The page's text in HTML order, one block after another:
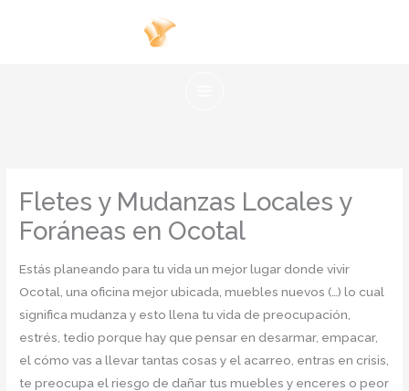
Fletes y Mudanzas Locales y
Foráneas en Ocotal
Estás planeando para tu vida un mejor lugar donde vivir
Ocotal, una oficina mejor ubicada, muebles nuevos (…) lo cual
significa mudanza y esto llena tu vida de preocupación,
estrés, tedio porque hay que pensar en desarmar, empacar,
el cómo vas a llevar tantas cosas y el acarreo, entras en crisis,
te preocupa el riesgo de dañar tus muebles y enceres o peor